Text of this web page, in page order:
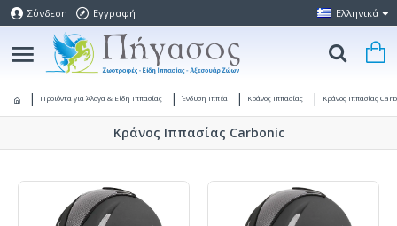
Σύνδεση Εγγραφή Ελληνικά
Προϊόντα για Άλογα & Είδη Ιππασίας Ένδυση Ιππέα Κράνος Ιππασίας Κράνος Ιππασίας
Κράνος Ιππασίας Carbonic